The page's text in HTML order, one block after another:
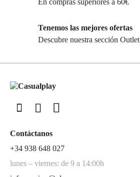
En compras superiores a 60€
Tenemos las mejores ofertas
Descubre nuestra sección Outlet
Contáctanos
+34 938 648 027
lunes – viernes: de 9 a 14:00h